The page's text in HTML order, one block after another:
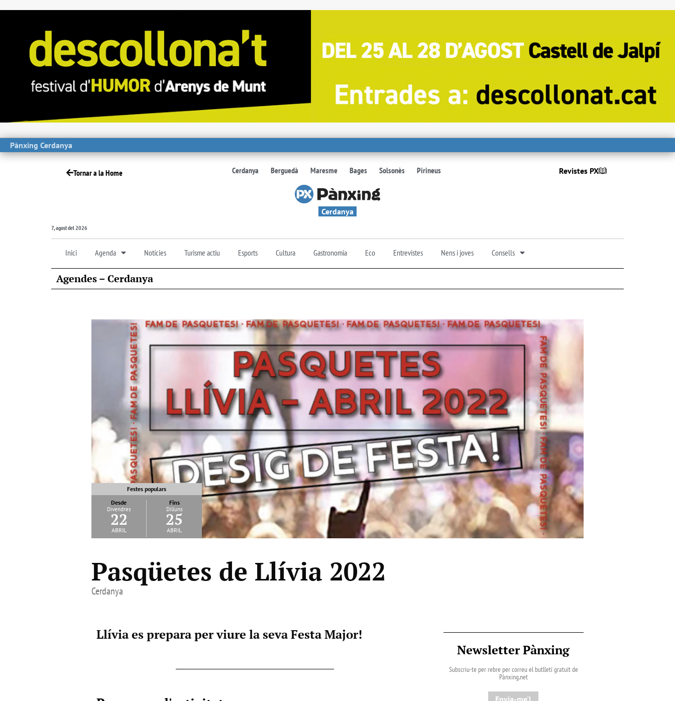
Pànxing Cerdanya
Tornar a la Home Cerdanya Berguedà Maresme Bages Solsonès Pirineus Revistes PX
Cerdanya
7, agost del 2026
Inici Agenda Notícies Turisme actiu Esports Cultura Gastronomia Eco Entrevistes Nens i joves Consells
Agendes – Cerdanya
Festes populars
Desde
Divendres
22
abril
Fins
Dilluns
25
abril
Pasqüetes de Llívia 2022
Cerdanya
Llívia es prepara per viure la seva Festa Major!
Newsletter Pànxing
Subscriu-te per rebre per correu el butlletí gratuït de
Pànxing.net​
Envia-me'l